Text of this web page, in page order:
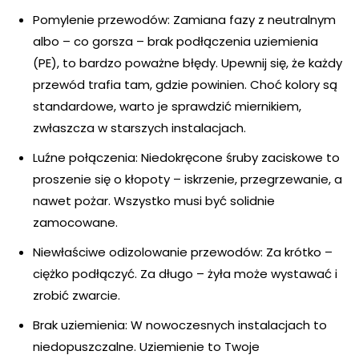
Pomylenie przewodów: Zamiana fazy z neutralnym
albo – co gorsza – brak podłączenia uziemienia
(PE), to bardzo poważne błędy. Upewnij się, że każdy
przewód trafia tam, gdzie powinien. Choć kolory są
standardowe, warto je sprawdzić miernikiem,
zwłaszcza w starszych instalacjach.
Luźne połączenia: Niedokręcone śruby zaciskowe to
proszenie się o kłopoty – iskrzenie, przegrzewanie, a
nawet pożar. Wszystko musi być solidnie
zamocowane.
Niewłaściwe odizolowanie przewodów: Za krótko –
ciężko podłączyć. Za długo – żyła może wystawać i
zrobić zwarcie.
Brak uziemienia: W nowoczesnych instalacjach to
niedopuszczalne. Uziemienie to Twoje